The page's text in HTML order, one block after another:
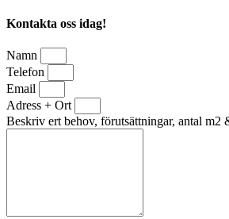
Kontakta oss idag!
Namn
Telefon
Email
Adress + Ort
Beskriv ert behov, förutsättningar, antal m2